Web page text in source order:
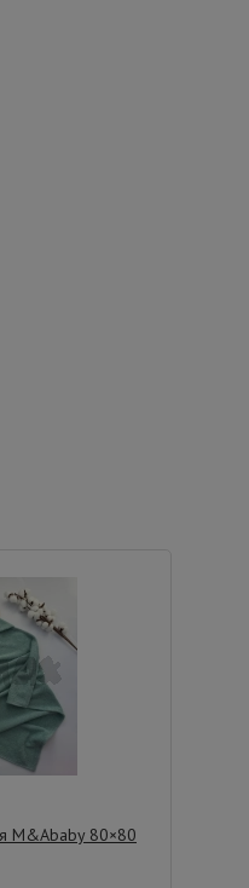
M&Ababy 80×80